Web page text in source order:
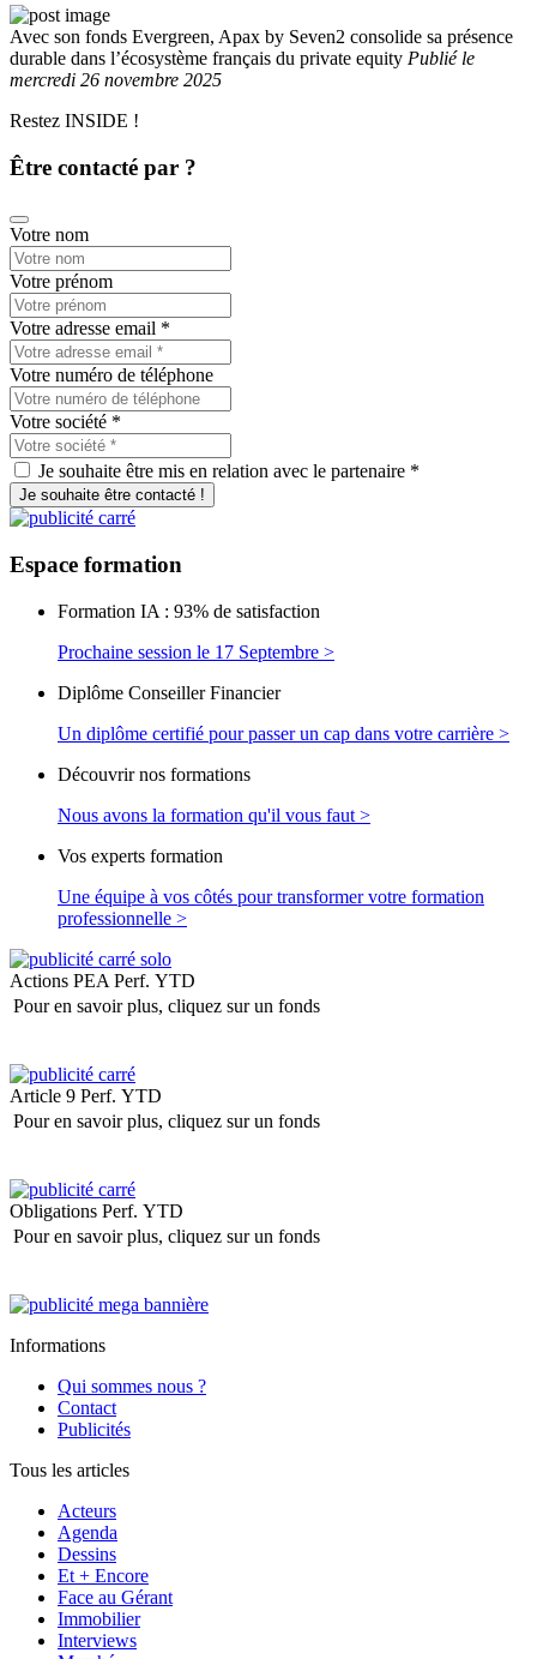
Avec son fonds Evergreen, Apax by Seven2 consolide sa présence
durable dans l’écosystème français du private equity Publiéle
mercredi 26 novembre 2025
Restez INSIDE !
Être contacté par ?
Votre nom
Votre prénom
Votre adresse email *
Votre numéro de téléphone
Votre société *
Je souhaite être mis en relation avec le partenaire *
Je souhaite être contacté !
Espace formation
Formation IA : 93% de satisfaction
Prochaine session le 17 Septembre >
Diplôme Conseiller Financier
Un diplôme certifié pour passer un cap dans votre carrière >
Découvrir nos formations
Nous avons la formation qu'il vous faut >
Vos experts formation
Une équipe à vos côtés pour transformer votre formation
professionnelle >
Actions PEA Perf. YTD
Pour en savoir plus, cliquez sur un fonds
Article 9 Perf. YTD
Pour en savoir plus, cliquez sur un fonds
Obligations Perf. YTD
Pour en savoir plus, cliquez sur un fonds
Informations
Qui sommes nous ?
Contact
Publicités
Tous les articles
Acteurs
Agenda
Dessins
Et + Encore
Face au Gérant
Immobilier
Interviews